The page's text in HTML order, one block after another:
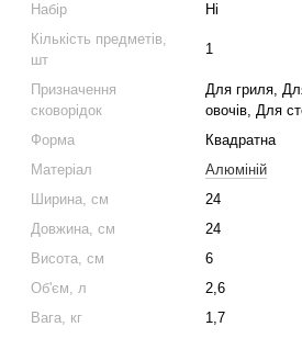
Набір
Ні
Кількість предметів,
шт
1
Призначення
сковорідок
Для гриля,
овочів, Для
Форма
Квадратна
Матеріал
Алюміній
Ширина, см
24
Довжина, см
24
Висота, см
6
Об'єм, л
2,6
Вага, кг
1,7